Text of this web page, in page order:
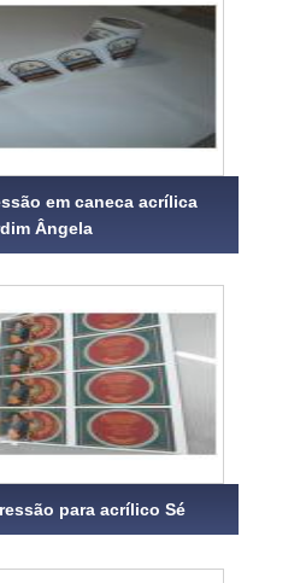
em caneca acrílica
Ângela
para acrílico Sé